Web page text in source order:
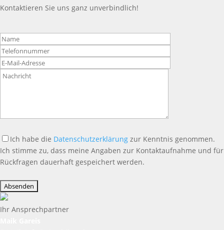
Kontaktieren Sie uns ganz unverbindlich!
Bitte
lasse
dieses
Feld
leer.
Ich habe die Datenschutzerklärung zur Kenntnis genommen.
Ich stimme zu, dass meine Angaben zur Kontaktaufnahme und für
Rückfragen dauerhaft gespeichert werden.
lasse
dieses
Feld
Ihr Ansprechpartner